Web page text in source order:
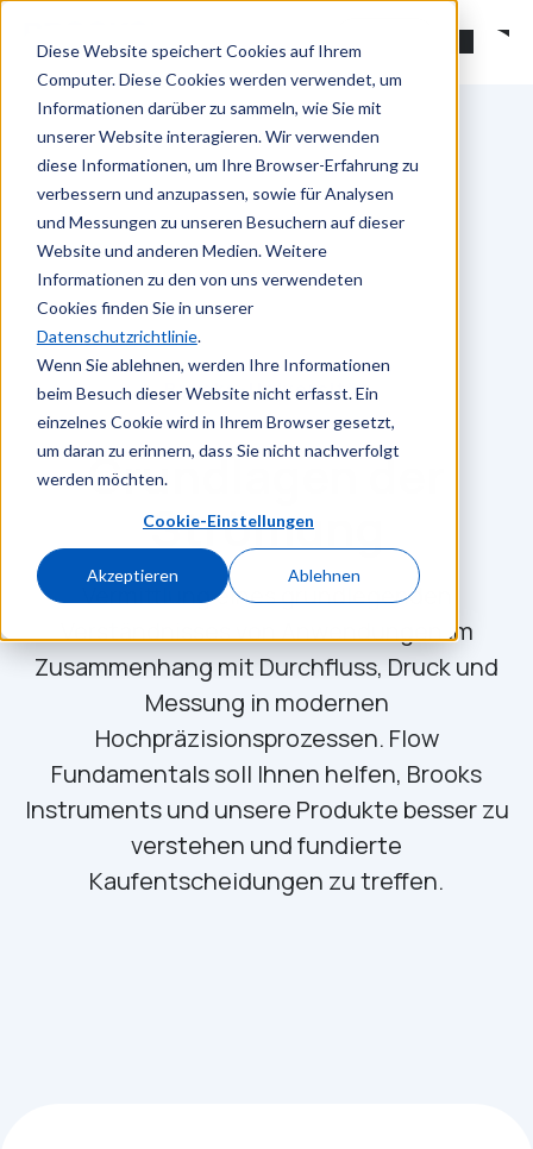
Diese Website speichert Cookies auf Ihrem
Computer. Diese Cookies werden verwendet, um
Informationen darüber zu sammeln, wie Sie mit
unserer Website interagieren. Wir verwenden
diese Informationen, um Ihre Browser-Erfahrung zu
verbessern und anzupassen, sowie für Analysen
und Messungen zu unseren Besuchern auf dieser
Website und anderen Medien. Weitere
Informationen zu den von uns verwendeten
Cookies finden Sie in unserer
Datenschutzrichtlinie.
Wenn Sie ablehnen, werden Ihre Informationen
beim Besuch dieser Website nicht erfasst. Ein
einzelnes Cookie wird in Ihrem Browser gesetzt,
um daran zu erinnern, dass Sie nicht nachverfolgt
werden möchten.
Cookie-Einstellungen
Akzeptieren Ablehnen
Zum Hauptinhalt springen
Brooks-Universität
Grundlagen der
Strömung
Vermittlung eines grundlegenden
Verständnisses von Anwendungen im
Zusammenhang mit Durchfluss, Druck und
Messung in modernen
Hochpräzisionsprozessen. Flow
Fundamentals soll Ihnen helfen, Brooks
Instruments und unsere Produkte besser zu
verstehen und fundierte
Kaufentscheidungen zu treffen.